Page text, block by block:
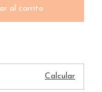
Calcular